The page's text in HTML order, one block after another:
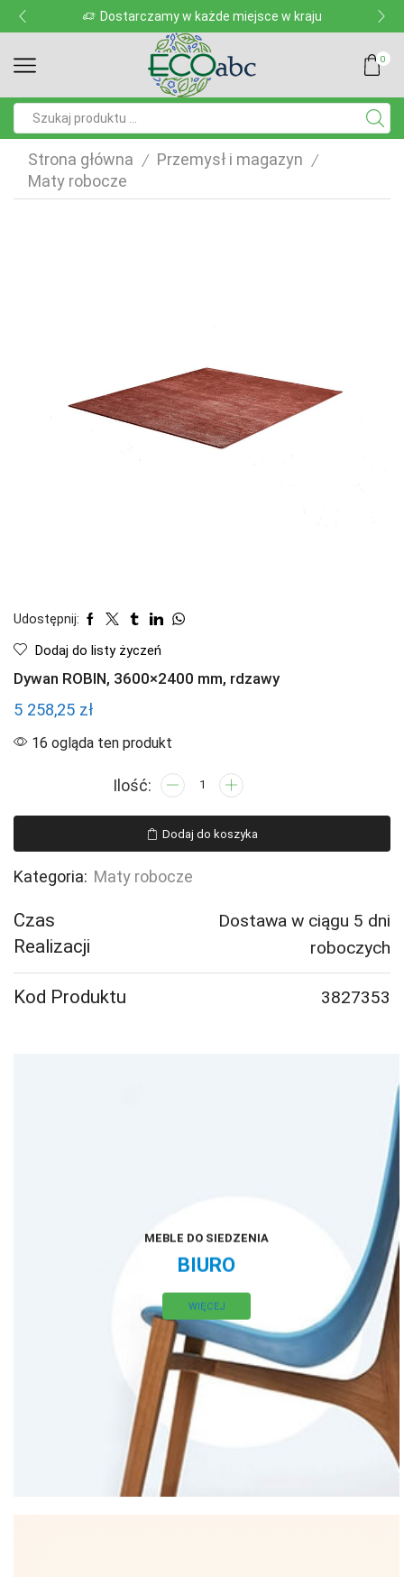
Dostarczamy w każde miejsce w kraju
0
Strona główna / Przemysł i magazyn /
Maty robocze
Udostępnij:
Dodaj do listy życzeń
Dywan ROBIN, 3600×2400 mm, rdzawy
5 258,25 zł
16 ogląda ten produkt
ilość
ROBIN,
3600x2400
mm,
Dodaj do koszyka
Kategoria: Maty robocze
Czas
Realizacji
Dostawa w ciągu 5 dni
roboczych
Kod Produktu 3827353
MEBLE DO SIEDZENIA
BIURO
WIĘCEJ